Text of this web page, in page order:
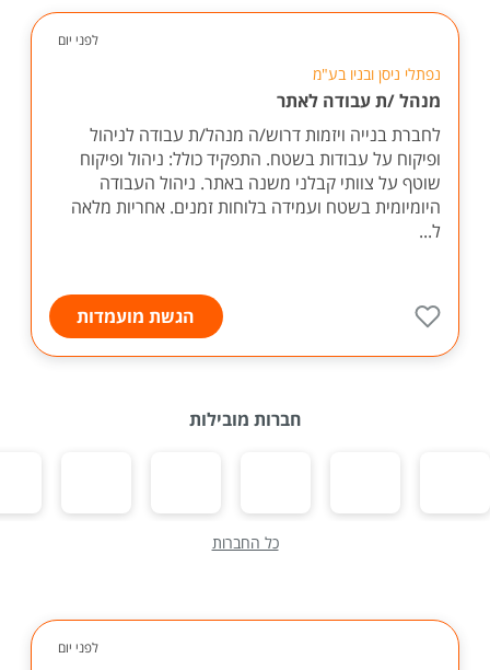
לפני יום
נפתלי ניסן ובניו בע"מ
מנהל /ת עבודה לאתר
לחברת בנייה ויזמות דרוש/ה מנהל/ת עבודה לניהול
ופיקוח על עבודות בשטח. התפקיד כולל: ניהול ופיקוח
שוטף על צוותי קבלני משנה באתר. ניהול העבודה
היומיומית בשטח ועמידה בלוחות זמנים. אחריות מלאה
ל...
הגשת מועמדות
חברות מובילות
כל החברות
לפני יום